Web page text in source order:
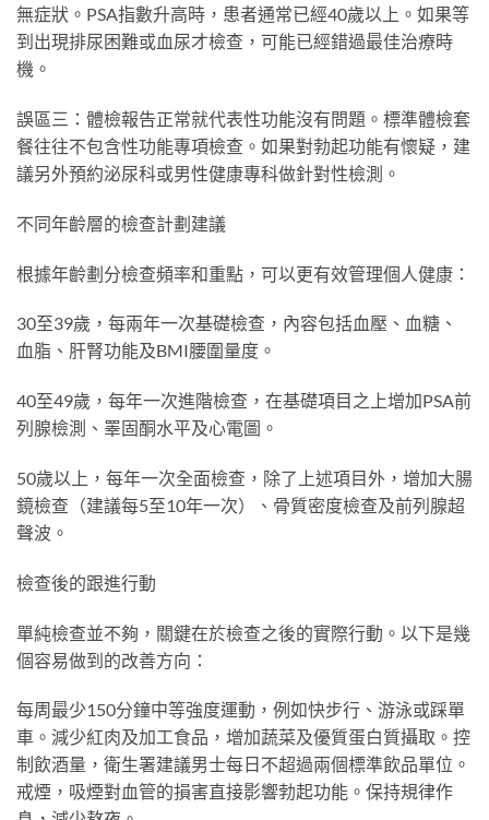
無症狀。PSA指數升高時，患者通常已經40歲以上。如果等
到出現排尿困難或血尿才檢查，可能已經錯過最佳治療時
機。
誤區三：體檢報告正常就代表性功能沒有問題。標準體檢套
餐往往不包含性功能專項檢查。如果對勃起功能有懷疑，建
議另外預約泌尿科或男性健康專科做針對性檢測。
不同年齡層的檢查計劃建議
根據年齡劃分檢查頻率和重點，可以更有效管理個人健康：
30至39歲，每兩年一次基礎檢查，內容包括血壓、血糖、
血脂、肝腎功能及BMI腰圍量度。
40至49歲，每年一次進階檢查，在基礎項目之上增加PSA前
列腺檢測、睪固酮水平及心電圖。
50歲以上，每年一次全面檢查，除了上述項目外，增加大腸
鏡檢查（建議每5至10年一次）、骨質密度檢查及前列腺超
聲波。
檢查後的跟進行動
單純檢查並不夠，關鍵在於檢查之後的實際行動。以下是幾
個容易做到的改善方向：
每周最少150分鐘中等強度運動，例如快步行、游泳或踩單
車。減少紅肉及加工食品，增加蔬菜及優質蛋白質攝取。控
制飲酒量，衛生署建議男士每日不超過兩個標準飲品單位。
戒煙，吸煙對血管的損害直接影響勃起功能。保持規律作